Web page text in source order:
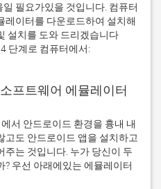
필요가있을 것입니다. 컴퓨터
레이터를 다운로드하여 설치해
설치를 도와 드리겠습니다
단계로 컴퓨터에서:
프트웨어 에뮬레이터
서 안드로이드 환경을 흉내 내
고도 안드로이드 앱을 설치하고
주는 것입니다. 누가 당신이 두
우선 아래에있는 에뮬레이터